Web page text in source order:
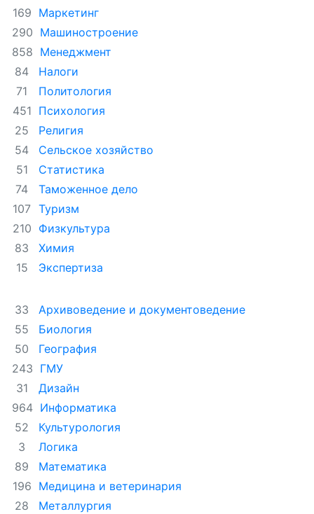
169 Маркетинг
290 Машиностроение
858 Менеджмент
84
Налоги
71
Политология
451 Психология
25
Религия
54
Сельское хозяйство
51
Статистика
74
Таможенное дело
107 Туризм
210 Физкультура
83
Химия
15
Экспертиза
33
Архивоведение и документоведение
55
Биология
50
География
243 ГМУ
31
Дизайн
964 Информатика
52
Культурология
3
Логика
89
Математика
196 Медицина и ветеринария
28
Металлургия